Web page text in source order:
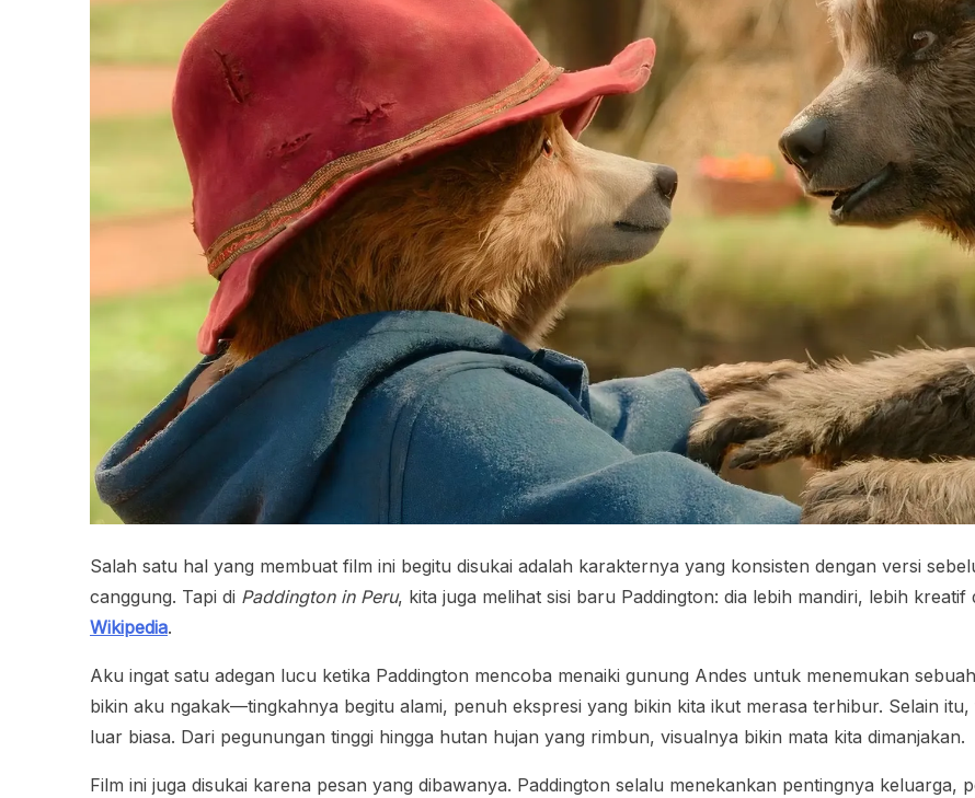
Salah satu hal yang membuat film ini begitu disukai adalah karakternya yang konsisten dengan versi
canggung. Tapi di Paddington in Peru, kita juga melihat sisi baru Paddington: dia lebih mandiri, lebih
Wikipedia.
Aku ingat satu adegan lucu ketika Paddington mencoba menaiki gunung Andes untuk menemukan
bikin aku ngakak—tingkahnya begitu alami, penuh ekspresi yang bikin kita ikut merasa terhibur. Selain
luar biasa. Dari pegunungan tinggi hingga hutan hujan yang rimbun, visualnya bikin mata kita dimanjakan.
Film ini juga disukai karena pesan yang dibawanya. Paddington selalu menekankan pentingnya